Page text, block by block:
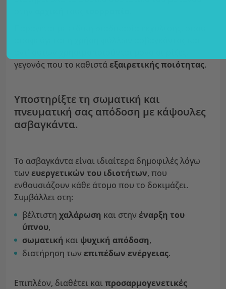
γεγονός που το καθιστάεξαιρετικής ποιότητας.
Υποστηρίξτε τη σωματική και
πνευματική σας απόδοση με κάψουλες
ασβαγκάντα.
Το ασβαγκάντα είναι ιδιαίτερα δημοφιλές λόγω
των ευεργετικών του ιδιοτήτων, που
ενθουσιάζουν κάθε άτομο που το δοκιμάζει.
Συμβάλλει στη:
βέλτιστη χαλάρωση και στην έναρξη του
ύπνου,
σωματική και ψυχική απόδοση,
διατήρηση των επιπέδων ενέργειας.
Επιπλέον, διαθέτει καιπροσαρμογενετικές